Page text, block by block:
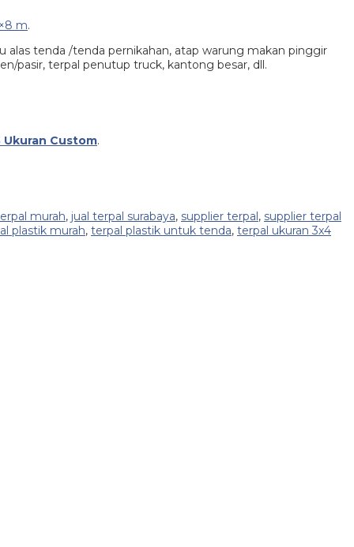
m.
alas tenda /tenda pernikahan, atap warung makan pinggir
pasir, terpal penutup truck, kantong besar, dll.
Ukuran Custom.
murah, jual terpal surabaya, supplier terpal, supplier terpal
plastik murah, terpal plastik untuk tenda, terpal ukuran 3x4